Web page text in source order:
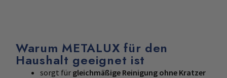
Warum METALUX für den
Haushalt geeignet ist
sorgt für gleichmäßige Reinigung ohne Kratzer